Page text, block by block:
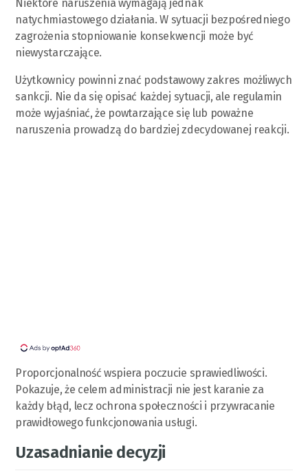
Niektóre naruszenia wymagają jednak
natychmiastowego działania. W sytuacji bezpośredniego
zagrożenia stopniowanie konsekwencji może być
niewystarczające.
Użytkownicy powinni znać podstawowy zakres możliwych
sankcji. Nie da się opisać każdej sytuacji, ale regulamin
może wyjaśniać, że powtarzające się lub poważne
naruszenia prowadzą do bardziej zdecydowanej reakcji.
Proporcjonalność wspiera poczucie sprawiedliwości.
Pokazuje, że celem administracji nie jest karanie za
każdy błąd, lecz ochrona społeczności i przywracanie
prawidłowego funkcjonowania usługi.
Uzasadnianie decyzji